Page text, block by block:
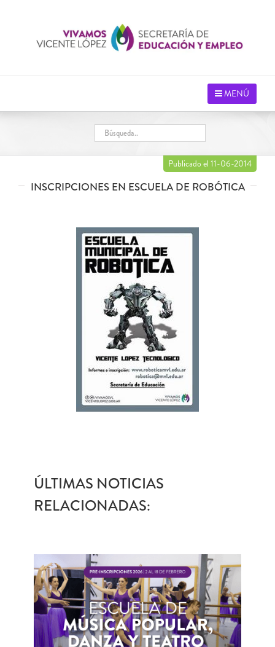
MENÚ
Publicado el 11-06-2014
INSCRIPCIONES EN ESCUELA DE ROBÓTICA
ÚLTIMAS NOTICIAS
RELACIONADAS: